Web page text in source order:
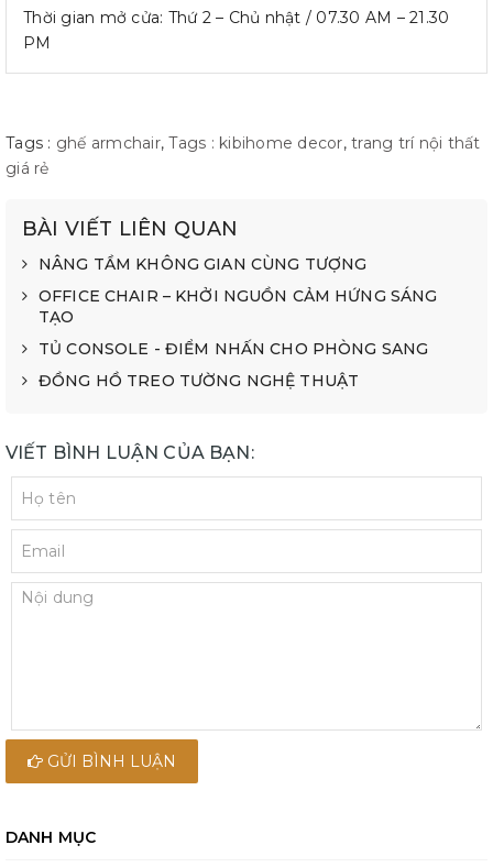
Thời gian mở cửa: Thứ 2 – Chủ nhật / 07.30 AM – 21.30
PM
Tags : ghế armchair,Tags : kibihome decor, trang trí nội thất
giá rẻ
BÀI VIẾT LIÊN QUAN
NÂNG TẦM KHÔNG GIAN CÙNG TƯỢNG
OFFICE CHAIR – KHỞI NGUỒN CẢM HỨNG SÁNG
TẠO
TỦ CONSOLE - ĐIỂM NHẤN CHO PHÒNG SANG
ĐỒNG HỒ TREO TƯỜNG NGHỆ THUẬT
VIẾT BÌNH LUẬN CỦA BẠN:
GỬI BÌNH LUẬN
DANH MỤC